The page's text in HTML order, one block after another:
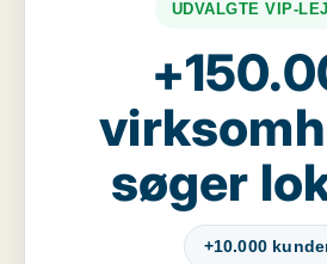
UDVALGTE VIP-
søger
+10.000